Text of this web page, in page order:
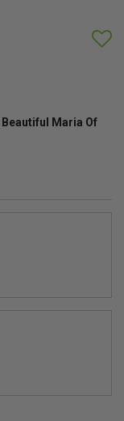
Beautiful Maria Of